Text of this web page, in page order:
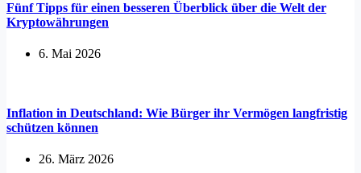
Fünf Tipps für einen besseren Überblick über die Welt der
Kryptowährungen
6. Mai 2026
Inflation in Deutschland: Wie Bürger ihr Vermögen langfristig
schützen können
26. März 2026